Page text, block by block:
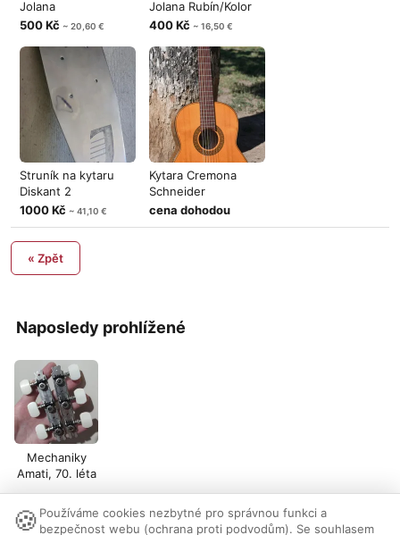
Naposledy prohlížené
Mechaniky
Amati, 70. léta
Jolana
500 Kč ~ 20,60 €
Jolana Rubín/Kolor
400 Kč ~ 16,50 €
Struník na kytaru
Diskant 2
1000 Kč ~ 41,10 €
Kytara Cremona
Schneider
cena dohodou
« Zpět
Nastavení cookies | Vzhled:světlý tmavý | Kontakt
🍪 Používáme cookies nezbytné pro správnou funkci a
bezpečnost webu (ochrana proti podvodům). Se souhlasem